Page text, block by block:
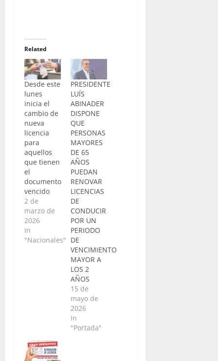
Related
Desde este
lunes
inicia el
cambio de
nueva
licencia
para
aquellos
que tienen
el
documento
vencido
2 de
marzo de
2026
In
"Nacionales"
PRESIDENTE
LUÍS
ABINADER
DISPONE
QUE
PERSONAS
MAYORES
DE 65
AÑOS
PUEDAN
RENOVAR
LICENCIAS
DE
CONDUCIR
POR UN
PERIODO
DE
VENCIMIENTO
MAYOR A
LOS 2
AÑOS
15 de
mayo de
2026
In
"Portada"